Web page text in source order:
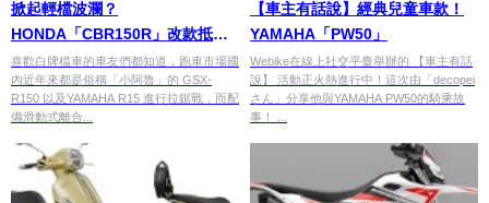
掀起輕檔波瀾？
HONDA「CBR150R」改款抵
台！
喜歡白牌檔車的車友們都知道，跑車市場國
內近年來都是俗稱「小阿魯」的 GSX-
R150 以及YAMAHA R15 進行拉鋸戰，而配
備滑動式離合...
【車主有話說】經典兒童車款！
YAMAHA「PW50」
Webike在線上社交平臺舉辦的 【車主有話
說】 活動正火熱進行中！這次由「decopei
さん」分享他與YAMAHA PW50的騎乘故
事！ ...